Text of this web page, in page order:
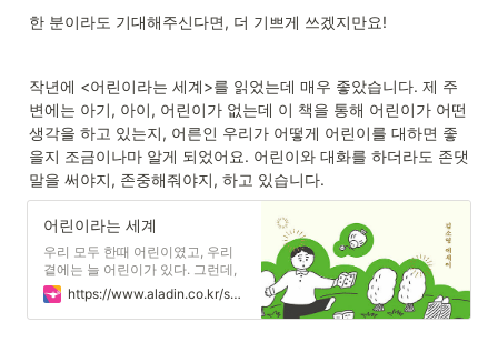
한 분이라도 기대해주신다면, 더 기쁘게 쓰겠지만요!
작년에 <어린이라는 세계>를 읽었는데 매우 좋았습니다. 제 주
변에는 아기, 아이, 어린이가 없는데 이 책을 통해 어린이가 어떤
생각을 하고 있는지, 어른인 우리가 어떻게 어린이를 대하면 좋
을지 조금이나마 알게 되었어요. 어린이와 대화를 하더라도 존댓
말을 써야지, 존중해줘야지, 하고 있습니다.
어린이라는 세계
우리 모두 한때 어린이였고, 우리
곁에는 늘 어린이가 있다. 그런데,
어린이란 존재에 대해 생각하며 살
고 있는가. 독서 교육 전문가 김소
영은 독서교실을 운영하며 만난 어
https://www.aladin.co.kr/shop/wproduct.aspx?ItemId=255097575